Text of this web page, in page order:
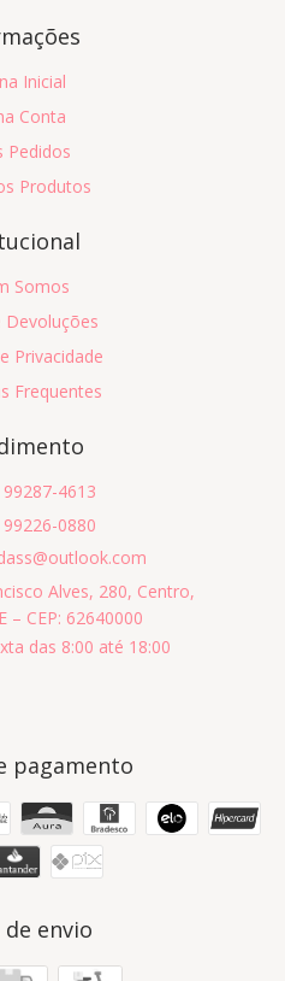
Inicial
Conta
Pedidos
Produtos
Somos
Devoluções
Privacidade
Frequentes
99287-4613
99226-0880
Alves, 280, Centro,
– CEP: 62640000
das 8:00 até 18:00
pagamento
de envio